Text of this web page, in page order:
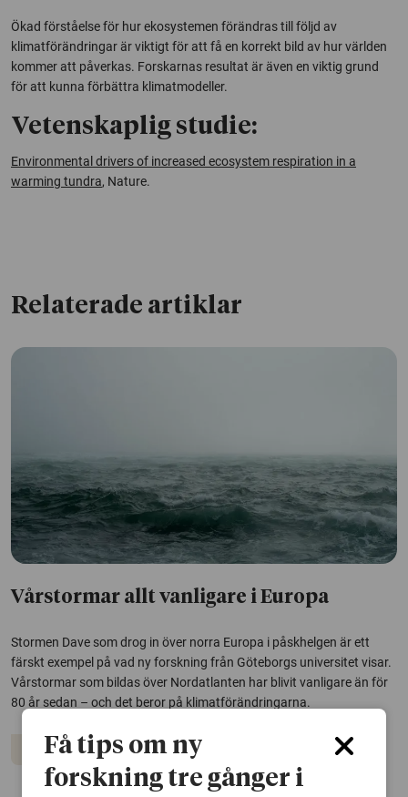
Ökad förståelse för hur ekosystemen förändras till följd av
klimatförändringar är viktigt för att få en korrekt bild av hur världen
kommer att påverkas. Forskarnas resultat är även en viktig grund
för att kunna förbättra klimatmodeller.
Vetenskaplig studie:
Environmental drivers of increased ecosystem respiration in a
warming tundra, Nature.
Relaterade artiklar
Vårstormar allt vanligare i Europa
Stormen Dave som drog in över norra Europa i påskhelgen är ett
färskt exempel på vad ny forskning från Göteborgs universitet visar.
Vårstormar som bildas över Nordatlanten har blivit vanligare än för
80 år sedan – och det beror på klimatförändringarna.
Klimatet
Få tips om ny
forskning tre gånger i